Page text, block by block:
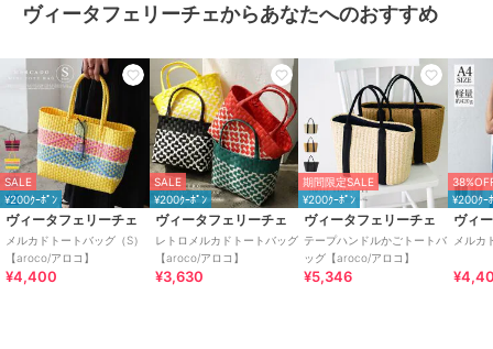
ブランド ヴィータフェリーチェ
ショップ ヴィータフェリーチェ
商品カテゴリ バッグ ／かごバッグ
性別タイプ
レディース
バッグ ／かごバッグ
カラー
ホワイト、レッド、ブルー、ピン
ク
サイズ F
素材
ポリエチレン
ヴィータフェリーチェからあなたへのおすすめ
SALE
¥200ｸｰﾎﾟﾝ
ヴィータフェリーチェ
メルカドトートバッグ（S）
【aroco/アロコ】
¥4,400
SALE
¥200ｸｰﾎﾟﾝ
ヴィータフェリーチェ
レトロメルカドトートバッグ
【aroco/アロコ】
¥3,630
期間限定SALE
¥200ｸｰﾎﾟﾝ
ヴィータフェリーチェ
テープハンドルかごトートバ
ッグ【aroco/アロコ】
¥5,346
¥200ｸｰ
ヴィ
メルカ